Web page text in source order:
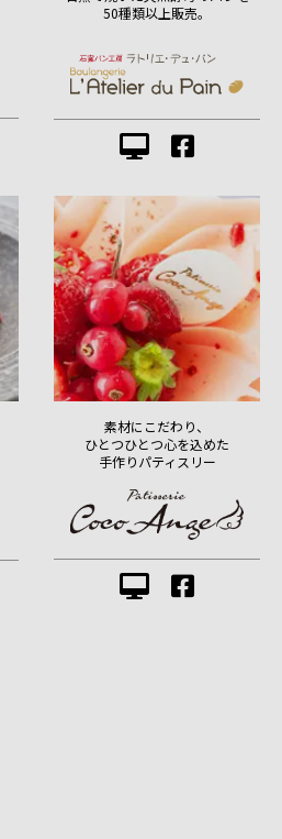
50種類以上販売。
素材にこだわり、
ひとつひとつ心を込めた
手作りパティスリー